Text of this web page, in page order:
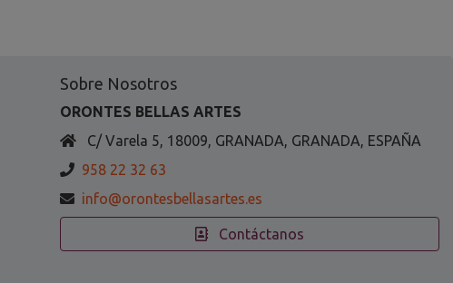
Sobre Nosotros
ORONTES BELLAS ARTES
C/ Varela 5, 18009, GRANADA, GRANADA, ESPAÑA
958 22 32 63
info@orontesbellasartes.es
Contáctanos